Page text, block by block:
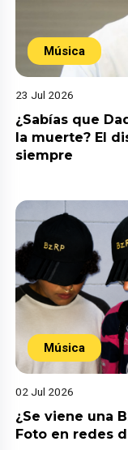
Música
23 Jul 2026
¿Sabías que
la muerte? El
siempre
Música
02 Jul 2026
¿Se viene una
Foto en redes